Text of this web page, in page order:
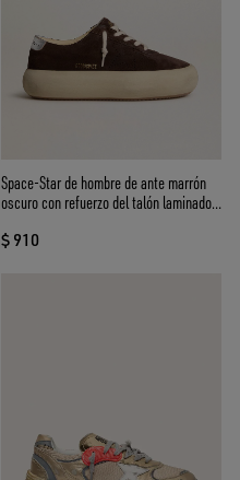
Space-Star de hombre de ante marrón
oscuro con refuerzo del talón laminado
$ 910